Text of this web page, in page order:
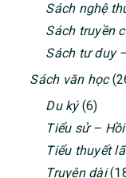
Sách nghệ
Sách truyền
Sách tư duy
Sách văn học
Du ký(6)
Tiểu sử –
Tiểu thuyết
Truyện dài